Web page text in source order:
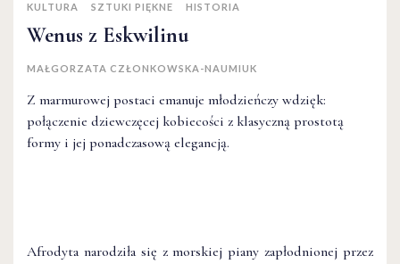
KULTURA SZTUKI PIĘKNE HISTORIA
Wenus z Eskwilinu
MAŁGORZATA CZŁONKOWSKA-NAUMIUK
Z marmurowej postaci emanuje młodzieńczy wdzięk:
połączenie dziewczęcej kobiecości z klasyczną prostotą
formy i jej ponadczasową elegancją.
Afrodyta narodziła się z morskiej piany zapłodnionej przez